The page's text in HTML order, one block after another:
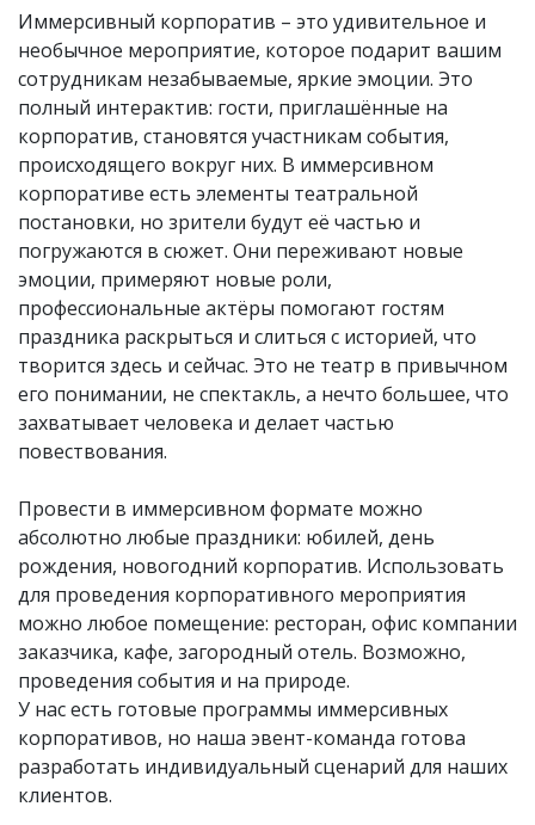
Иммерсивный корпоратив – это удивительное и
необычное мероприятие, которое подарит вашим
сотрудникам незабываемые, яркие эмоции. Это
полный интерактив: гости, приглашённые на
корпоратив, становятся участникам события,
происходящего вокруг них. В иммерсивном
корпоративе есть элементы театральной
постановки, но зрители будут её частью и
погружаются в сюжет. Они переживают новые
эмоции, примеряют новые роли,
профессиональные актёры помогают гостям
праздника раскрыться и слиться с историей, что
творится здесь и сейчас. Это не театр в привычном
его понимании, не спектакль, а нечто большее, что
захватывает человека и делает частью
повествования.
Провести в иммерсивном формате можно
абсолютно любые праздники: юбилей, день
рождения, новогодний корпоратив. Использовать
для проведения корпоративного мероприятия
можно любое помещение: ресторан, офис компании
заказчика, кафе, загородный отель. Возможно,
проведения события и на природе.
У нас есть готовые программы иммерсивных
корпоративов, но наша эвент-команда готова
разработать индивидуальный сценарий для наших
клиентов.